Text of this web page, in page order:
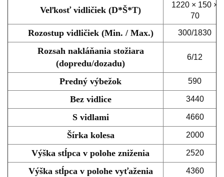
Veľkosť vidličiek (D*Š*T)
1220 × 150 ×
70
Rozostup vidličiek (Min. / Max.) 300/1830
Rozsah nakláňania stožiara
(dopredu/dozadu)
6/12
Predný výbežok 590
Bez vidlice 3440
S vidlami 4660
Šírka kolesa 2000
Výška stĺpca v polohe zniženia 2520
Výška stĺpca v polohe vyťaženia 4360